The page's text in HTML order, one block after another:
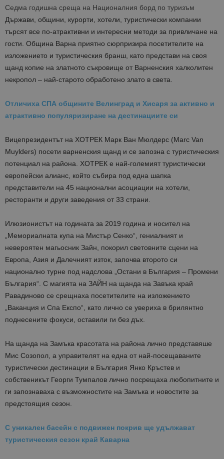
Седма годишна среща на Националния борд по туризъм
Държави, общини, курорти, хотели, туристически компании
търсят все по-атрактивни и интересни методи за привличане на
гости. Община Варна приятно сюрпризира посетителите на
изложението и туристическия бранш, като представи на своя
щанд копие на златното съкровище от Варненския халколитен
некропол – най-старото обработено злато в света.
Отличиха СПА общините Велинград и Хисаря за активно и
атрактивно популяризиране на дестинациите си
Вицепрезидентът на ХОТРЕК Марк Ван Мюлдерс (Marc Van
Muylders) посети варненския щанд и се запозна с туристическия
потенциал на района. ХОТРЕК е най-големият туристически
европейски алианс, който събира под една шапка
представители на 45 национални асоциации на хотели,
ресторанти и други заведения от 33 страни.
Илюзионистът на годината за 2019 година и носител на
„Мемориалната купа на Мистър Сенко“, гениалният и
невероятен магьосник Зайн, покорил световните сцени на
Европа, Азия и Далечният изток, започва второто си
национално турне под надслова „Остани в България – Промени
България“. С магията на ЗАЙН на щанда на Завъка край
Равадиново се срещнаха посетителите на изложението
„Ваканция и Спа Експо“, като лично се увериха в брилянтно
поднесените фокуси, оставили ги без дъх.
На щанда на Замъка красотата на района лично представяше
Мис Созопол, а управителят на една от най-посещаваните
туристически дестинации в България Янко Кръстев и
собственикът Георги Тумпалов лично посрещаха любопитните и
ги запознаваха с възможностите на Замъка и новостите за
предстоящия сезон.
С уникален басейн с подвижен покрив ще удължават
туристическия сезон край Каварна